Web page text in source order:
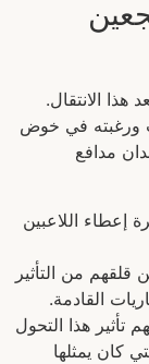
هذا الانتقال.
ورغبته في خوض
مدافع
إعطاء اللاعبين
من التأثير
القادمة.
تأثير هذا التحول
كان يمثلها